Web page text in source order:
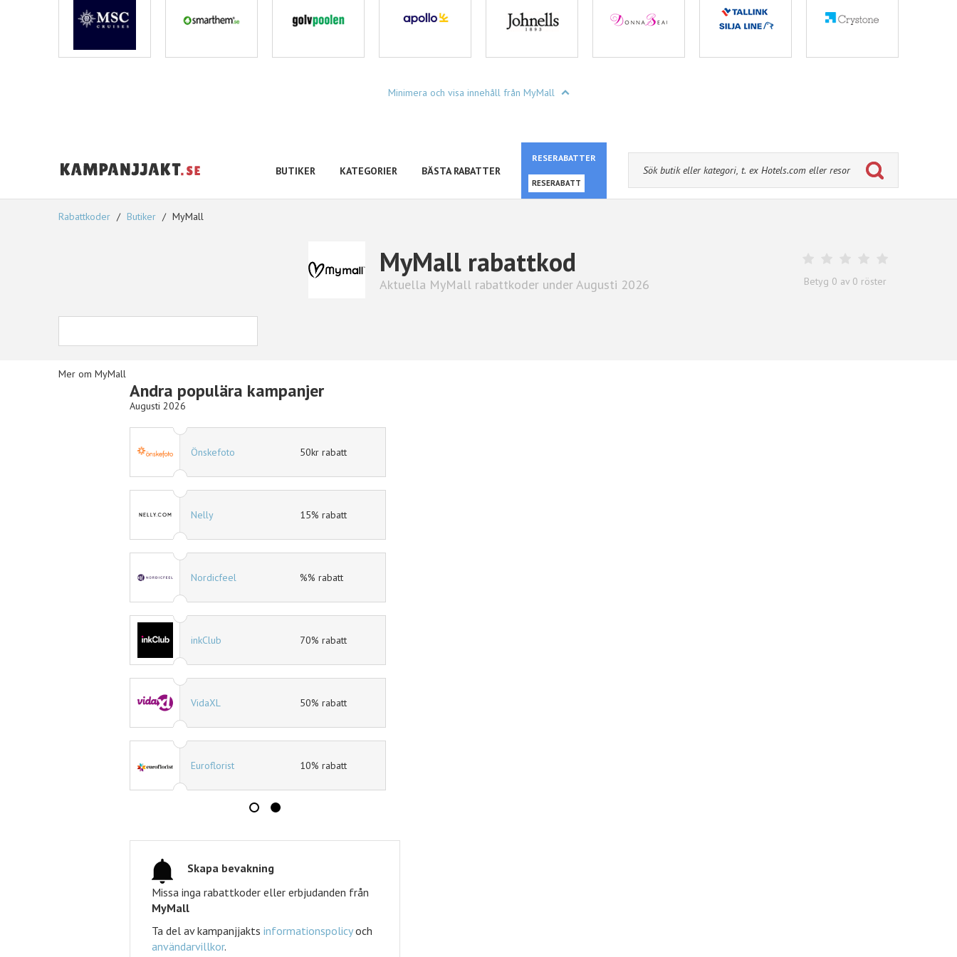
Minimera och visa innehåll från MyMall
BUTIKER KATEGORIER BÄSTA RABATTER
RESERABATTER
RESERABATT
Rabattkoder Butiker MyMall
Betyg 0 av 0 röster
MyMall rabattkod
Aktuella MyMall rabattkoder under Augusti 2026
Mer om MyMall
Andra populära kampanjer
Augusti 2026
Hotels.com 10% rabatt
Ellos 15% rabatt
eleven.se 11% rabatt
Mat.se 30% rabatt
Jotex 40% rabatt
Expedia 10% rabatt
Tidningskungen rabatt
Missa inga rabattkoder eller erbjudanden från